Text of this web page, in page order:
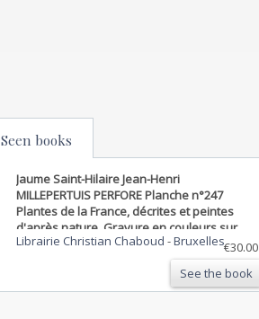
Seen books
Jaume Saint-Hilaire Jean-Henri
MILLEPERTUIS PERFORE Planche n°247
Plantes de la France, décrites et peintes
d'après nature. Gravure en couleurs sur
cuivre au format 21x27cm (BOTANIQUE)
Librairie Christian Chaboud -Bruxelles€30.00
See the book